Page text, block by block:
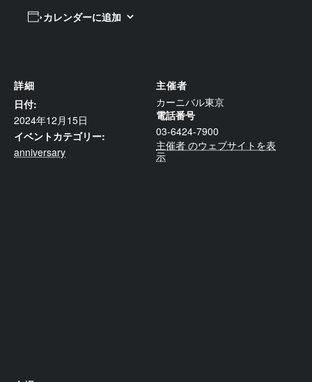
カレンダーに追加
詳細
日付:
2024年12月15日
イベントカテゴリー:
anniversary
主催者
カーニバル東京
電話番号
03-6424-7900
主催者 のウェブサイトを表
示